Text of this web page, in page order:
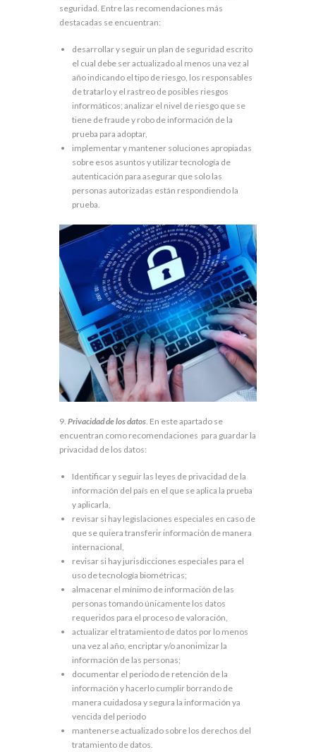
seguridad. Entre las recomendaciones más
destacadas se encuentran:
desarrollar y seguir un plan de seguridad escrito
el cual debe ser actualizado al menos una vez al
año indicando el tipo de riesgo, los responsables
de tratarlo y el rastreo de posibles riesgos
informáticos; analizar el nivel de riesgo que se
tiene de fraude y robo de información de la
prueba para adoptar,
implementar y mantener soluciones apropiadas
sobre esos asuntos y utilizar tecnología de
autenticación para asegurar que solo las
personas autorizadas están respondiendo la
prueba.
9. Privacidad de los datos. En este apartado se
encuentran como recomendaciones para guardar la
privacidad de los datos:
Identificar y seguir las leyes de privacidad de la
información del país en el que se aplica la prueba
y aplicarla,
revisar si hay legislaciones especiales en caso de
que se quiera transferir información de manera
internacional,
revisar si hay jurisdicciones especiales para el
uso de tecnología biométricas;
almacenar el mínimo de información de las
personas tomando únicamente los datos
requeridos para el proceso de valoración,
actualizar el tratamiento de datos por lo menos
una vez al año, encriptar y/o anonimizar la
información de las personas;
documentar el periodo de retención de la
información y hacerlo cumplir borrando de
manera cuidadosa y segura la información ya
vencida del periodo
mantenerse actualizado sobre los derechos del
tratamiento de datos.